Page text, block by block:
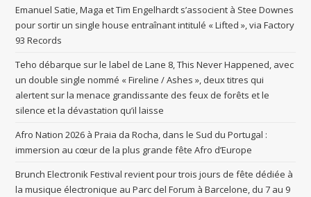
Emanuel Satie, Maga et Tim Engelhardt s’associent à Stee Downes
pour sortir un single house entraînant intitulé « Lifted », via Factory
93 Records
Teho débarque sur le label de Lane 8, This Never Happened, avec
un double single nommé « Fireline / Ashes », deux titres qui
alertent sur la menace grandissante des feux de forêts et le
silence et la dévastation qu’il laisse
Afro Nation 2026 à Praia da Rocha, dans le Sud du Portugal :
immersion au cœur de la plus grande fête Afro d’Europe
Brunch Electronik Festival revient pour trois jours de fête dédiée à
la musique électronique au Parc del Forum à Barcelone, du 7 au 9